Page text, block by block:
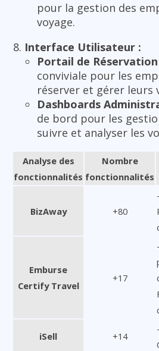
pour la gestion des
voyage.
Interface Utilisateur :
Portail de Réservation
conviviale pour les
réserver et gérer leurs
Dashboards
de bord pour les
suivre et analyser les
Analyse des
fonctionnalités
Nombre
fonctionnalités
BizAway +80
Emburse
Certify Travel
+17
iSell +14